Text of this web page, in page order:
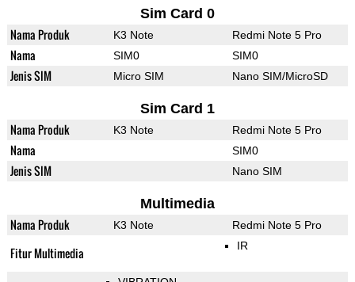
Sim Card 0
Nama Produk K3 Note Redmi Note 5 Pro
Nama SIM0 SIM0
Jenis SIM Micro SIM Nano SIM/MicroSD
Sim Card 1
Nama Produk K3 Note Redmi Note 5 Pro
Nama SIM0
Jenis SIM Nano SIM
Multimedia
Nama Produk K3 Note Redmi Note 5 Pro
Fitur Multimedia IR